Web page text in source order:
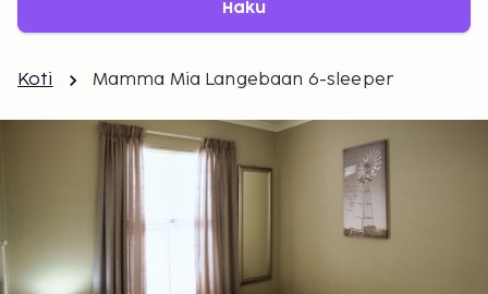
Haku
Koti Mamma Mia Langebaan 6-sleeper